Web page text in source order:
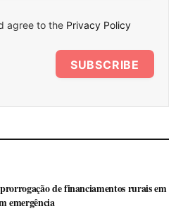
agree to the Privacy Policy
SUBSCRIBE
de financiamentos rurais em
emergência